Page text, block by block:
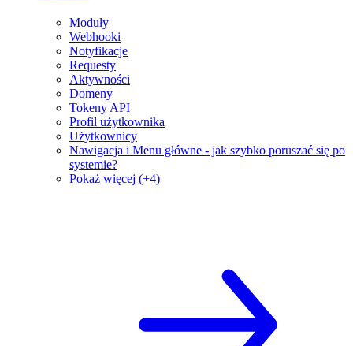
Moduły
Webhooki
Notyfikacje
Requesty
Aktywności
Domeny
Tokeny API
Profil użytkownika
Użytkownicy
Nawigacja i Menu główne - jak szybko poruszać się po
systemie?
Pokaż więcej (+4)